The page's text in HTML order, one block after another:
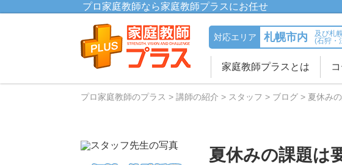
プロ家庭教師なら家庭教師プラスにお任せ
対応エリア 札幌市内
及び札
(石狩・
家庭教師プラスとは
プロ家庭教師のプラス 講師の紹介 スタッフ ブログ 夏休み
夏休みの課題は